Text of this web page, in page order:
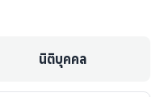
นิติบุคคล